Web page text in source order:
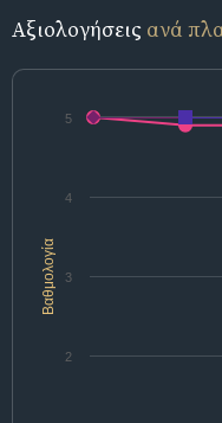
Αξιολογήσεις ανά
Βαθμολογία
2
3
4
5